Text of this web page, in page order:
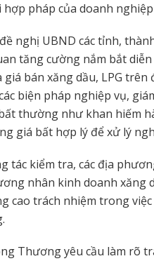
hợp pháp của doanh
nghị UBND các tỉnh,
tăng cường nắm bắt
giá bán xăng dầu, LPG
biện pháp nghiệp vụ,
thường như khan hiếm
giá bất hợp lý để xử lý
tác kiểm tra, các địa
nhân kinh doanh xăng
cao trách nhiệm trong
Thương yêu cầu làm rõ